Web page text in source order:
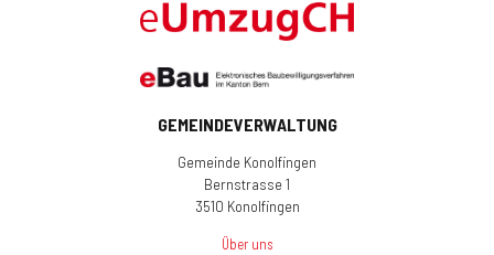
GEMEINDEVERWALTUNG
Gemeinde Konolfingen
Bernstrasse 1
3510 Konolfingen
Über uns